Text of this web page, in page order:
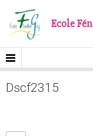
Ecole
Dscf2315